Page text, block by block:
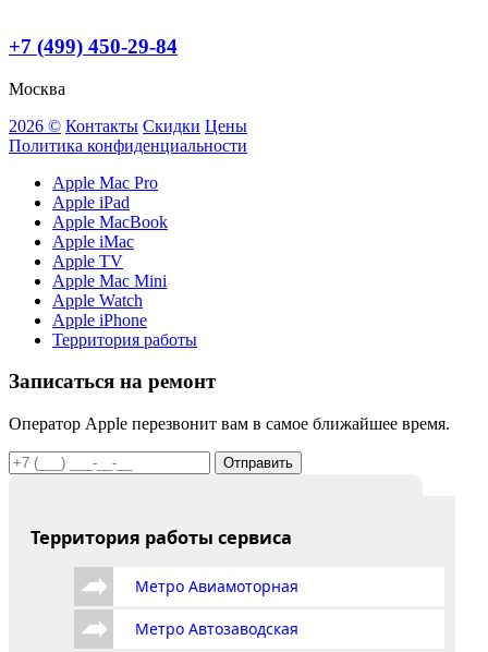
+7 (499) 450-29-84
Москва
2026 © Контакты Скидки Цены
Политика конфиденциальности
Apple Mac Pro
Apple iPad
Apple MacBook
Apple iMac
Apple TV
Apple Mac Mini
Apple Watch
Apple iPhone
Территория работы
Записаться на ремонт
Оператор Apple перезвонит вам в самое ближайшее время.
Отправить
Территория работы сервиса
Метро Авиамоторная
Метро Автозаводская